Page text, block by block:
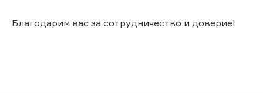
Благодарим вас за сотрудничество и доверие!